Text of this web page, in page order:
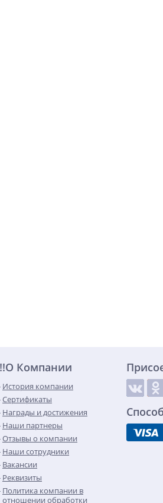
Компании
История компании
Сертификаты
Награды и достижения
Наши партнеры
Отзывы о компании
Наши сотрудники
Вакансии
Реквизиты
Политика компании в
отношении обработки